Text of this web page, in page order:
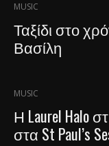
MUSIC
Ταξίδι στο
Βασίλη
MUSIC
Η Laurel Halo
στα St Paul’s